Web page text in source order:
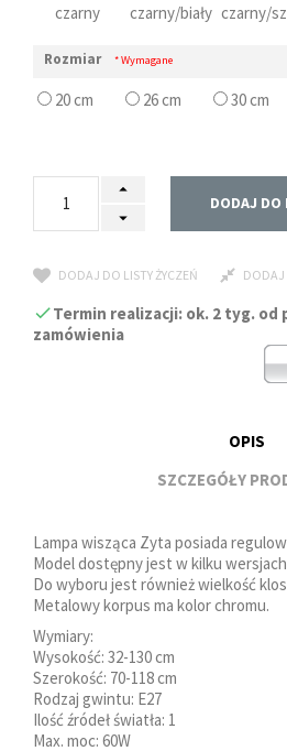
czarny czarny/biały czarny/
Rozmiar * Wymagane
20 cm 26 cm 30 cm
DODAJ DO
DODAJ DO LISTY ŻYCZEŃ DODAJ
Termin realizacji: ok. 2 tyg.
zamówienia
OPIS
SZCZEGÓŁY
Lampa wisząca Zyta posiada
Model dostępny jest w kilku
Do wyboru jest również wielkość
Metalowy korpus ma kolor chromu.
Wymiary:
Wysokość: 32-130 cm
Szerokość: 70-118 cm
Rodzaj gwintu: E27
Ilość źródeł światła: 1
Max. moc: 60W